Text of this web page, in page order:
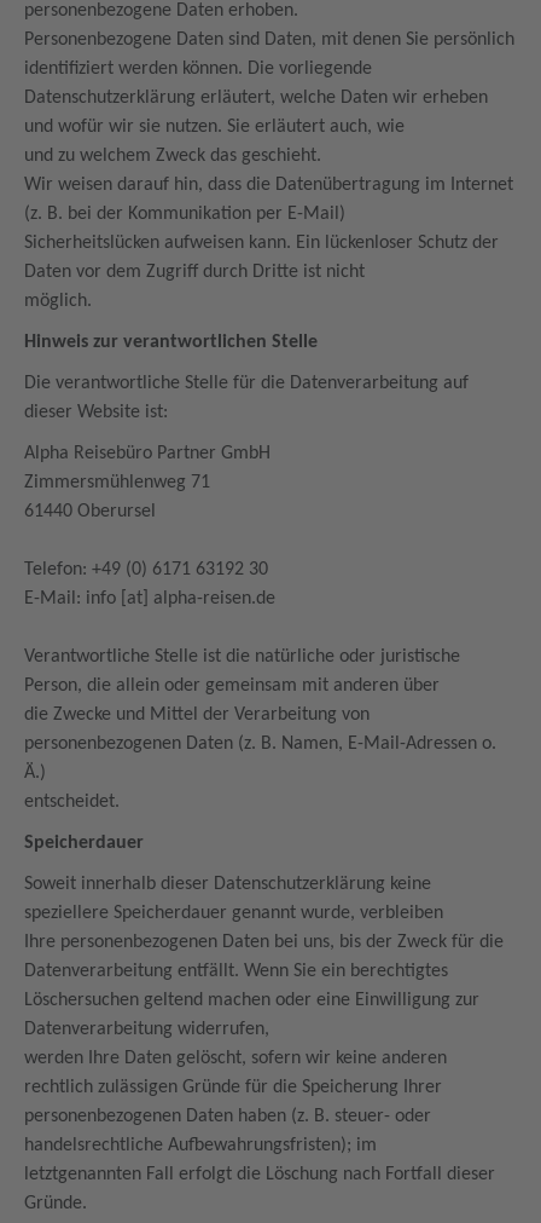
personenbezogene Daten erhoben.
Personenbezogene Daten sind Daten, mit denen Sie persönlich
identifiziert werden können. Die vorliegende
Datenschutzerklärung erläutert, welche Daten wir erheben
und wofür wir sie nutzen. Sie erläutert auch, wie
und zu welchem Zweck das geschieht.
Wir weisen darauf hin, dass die Datenübertragung im Internet
(z. B. bei der Kommunikation per E-Mail)
Sicherheitslücken aufweisen kann. Ein lückenloser Schutz der
Daten vor dem Zugriff durch Dritte ist nicht
möglich.
Hinweis zur verantwortlichen Stelle
Die verantwortliche Stelle für die Datenverarbeitung auf
dieser Website ist:
Alpha Reisebüro Partner GmbH
Zimmersmühlenweg 71
61440 Oberursel
Telefon: +49 (0) 6171 63192 30
E-Mail: info [at] alpha-reisen.de
Verantwortliche Stelle ist die natürliche oder juristische
Person, die allein oder gemeinsam mit anderen über
die Zwecke und Mittel der Verarbeitung von
personenbezogenen Daten (z. B. Namen, E-Mail-Adressen o.
Ä.)
entscheidet.
Speicherdauer
Soweit innerhalb dieser Datenschutzerklärung keine
speziellere Speicherdauer genannt wurde, verbleiben
Ihre personenbezogenen Daten bei uns, bis der Zweck für die
Datenverarbeitung entfällt. Wenn Sie ein berechtigtes
Löschersuchen geltend machen oder eine Einwilligung zur
Datenverarbeitung widerrufen,
werden Ihre Daten gelöscht, sofern wir keine anderen
rechtlich zulässigen Gründe für die Speicherung Ihrer
personenbezogenen Daten haben (z. B. steuer- oder
handelsrechtliche Aufbewahrungsfristen); im
letztgenannten Fall erfolgt die Löschung nach Fortfall dieser
Gründe.